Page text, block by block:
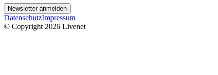
Newsletter anmelden
DatenschutzImpressum
© Copyright 2026 Livenet